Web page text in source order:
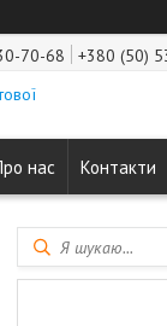
70-68 +380 (50)
нас Контакти